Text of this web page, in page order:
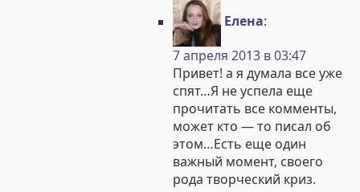
Елена:
7 апреля 2013 в 03:47
Привет! а я думала все уже
спят…Я не успела еще
прочитать все комменты,
может кто — то писал об
этом…Есть еще один
важный момент, своего
рода творческий криз.